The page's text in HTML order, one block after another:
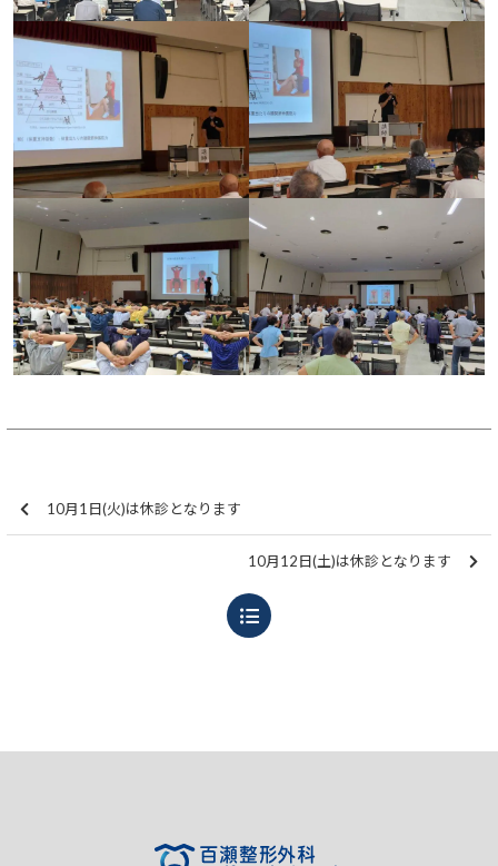
10月1日(火)は休診となります
10月12日(土)は休診となります